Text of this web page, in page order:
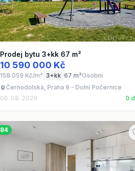
Prodej bytu 3+kk 67 m²
10 590 000 Kč
158 059 Kč/m² 3+kk 67 m²Osobní
Černodolská, Praha 9 - Dolní Počernice
06. 08. 2026
0
84